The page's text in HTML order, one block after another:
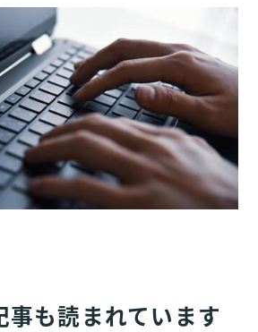
事も読まれています